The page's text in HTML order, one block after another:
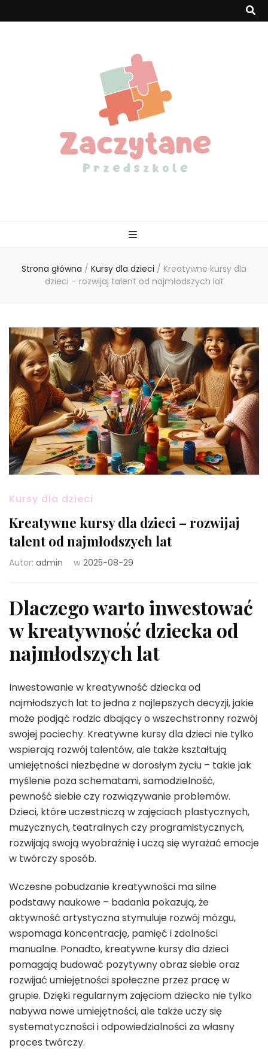
Strona główna / Kursy dla dzieci / Kreatywne kursy dla
dzieci – rozwijaj talent od najmłodszych lat
Kursy dla dzieci
Kreatywne kursy dla dzieci – rozwijaj
talent od najmłodszych lat
Autor: admin w 2025-08-29
Dlaczego warto inwestować
w kreatywność dziecka od
najmłodszych lat
Inwestowanie w kreatywność dziecka od
najmłodszych lat to jedna z najlepszych decyzji, jakie
może podjąć rodzic dbający o wszechstronny rozwój
swojej pociechy. Kreatywne kursy dla dzieci nie tylko
wspierają rozwój talentów, ale także kształtują
umiejętności niezbędne w dorosłym życiu – takie jak
myślenie poza schematami, samodzielność,
pewność siebie czy rozwiązywanie problemów.
Dzieci, które uczestniczą w zajęciach plastycznych,
muzycznych, teatralnych czy programistycznych,
rozwijają swoją wyobraźnię i uczą się wyrażać emocje
w twórczy sposób.
Wczesne pobudzanie kreatywności ma silne
podstawy naukowe – badania pokazują, że
aktywność artystyczna stymuluje rozwój mózgu,
wspomaga koncentrację, pamięć i zdolności
manualne. Ponadto, kreatywne kursy dla dzieci
pomagają budować pozytywny obraz siebie oraz
rozwijać umiejętności społeczne przez pracę w
grupie. Dzięki regularnym zajęciom dziecko nie tylko
nabywa nowe umiejętności, ale także uczy się
systematyczności i odpowiedzialności za własny
proces twórczy.